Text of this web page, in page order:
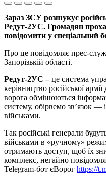
Зараз ЗСУ розшукує
Редут-2УС. Громадян
повідомити у спеціальний
Про це повідомляє прес-
Запорізькій області.
Редут-2УС –це система
керівництво російської
ворога обмінюються
систему, обірвемо зв’язок —
військами.
Так російські генерали
військами в «ручному»
отримають доступ, щоб їх
комплекс, негайно
Telegram-бот єВорог https://